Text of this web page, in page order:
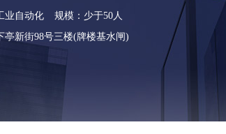
业自动化
规模：少于50人
新街98号三楼(牌楼基水闸)